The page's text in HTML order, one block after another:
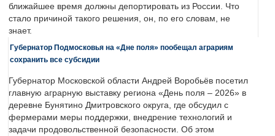
ближайшее время должны депортировать из России. Что
стало причиной такого решения, он, по его словам, не
знает.
Губернатор Подмосковья на «Дне поля» пообещал аграриям
сохранить все субсидии
Губернатор Московской области Андрей Воробьёв посетил
главную аграрную выставку региона «День поля – 2026» в
деревне Бунятино Дмитровского округа, где обсудил с
фермерами меры поддержки, внедрение технологий и
задачи продовольственной безопасности. Об этом